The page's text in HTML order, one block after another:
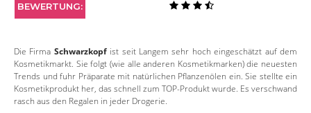
BEWERTUNG:
Die Firma Schwarzkopfist seit Langem sehr hoch eingeschätzt auf dem
Kosmetikmarkt. Sie folgt (wie alle anderen Kosmetikmarken) die neuesten
Trends und fuhr Präparate mit natürlichen Pflanzenölen ein. Sie stellte ein
Kosmetikprodukt her, das schnell zum TOP-Produkt wurde. Es verschwand
rasch aus den Regalen in jeder Drogerie.